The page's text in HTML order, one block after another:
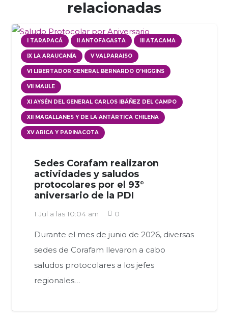
relacionadas
I TARAPACÁ II ANTOFAGASTA III ATACAMA
IX LA ARAUCANÍA V VALPARAISO
VI LIBERTADOR GENERAL BERNARDO O'HIGGINS
VII MAULE
XI AYSÉN DEL GENERAL CARLOS IBÁÑEZ DEL CAMPO
XII MAGALLANES Y DE LA ANTÁRTICA CHILENA
XV ARICA Y PARINACOTA
Sedes Corafam realizaron
actividades y saludos
protocolares por el 93°
aniversario de la PDI
1 Jul a las 10:04 am 0
Durante el mes de junio de 2026, diversas
sedes de Corafam llevaron a cabo
saludos protocolares a los jefes
regionales…